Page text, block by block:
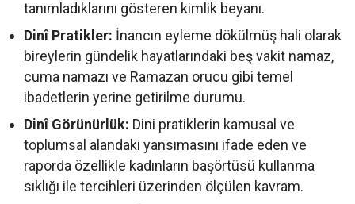
tanımladıklarını gösteren kimlik beyanı.
Dinî Pratikler: İnancın eyleme dökülmüş hali olarak
bireylerin gündelik hayatlarındaki beş vakit namaz,
cuma namazı ve Ramazan orucu gibi temel
ibadetlerin yerine getirilme durumu.
Dinî Görünürlük: Dini pratiklerin kamusal ve
toplumsal alandaki yansımasını ifade eden ve
raporda özellikle kadınların başörtüsü kullanma
sıklığı ile tercihleri üzerinden ölçülen kavram.